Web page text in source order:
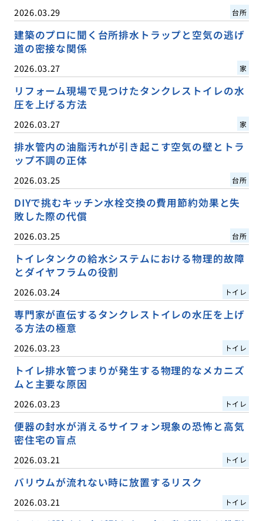
2026.03.29 台所
建築のプロに聞く台所排水トラップと空気の逃げ
道の密接な関係
2026.03.27 家
リフォーム現場で見つけたタンクレストイレの水
圧を上げる方法
2026.03.27 家
排水管内の油脂汚れが引き起こす空気の壁とトラ
ップ不調の正体
2026.03.25 台所
DIYで挑むキッチン水栓交換の費用節約効果と失
敗した際の代償
2026.03.25 台所
トイレタンクの給水システムにおける物理的故障
とダイヤフラムの役割
2026.03.24 トイレ
専門家が直伝するタンクレストイレの水圧を上げ
る方法の極意
2026.03.23 トイレ
トイレ排水管つまりが発生する物理的なメカニズ
ムと主要な原因
2026.03.23 トイレ
便器の封水が消えるサイフォン現象の恐怖と高気
密住宅の盲点
2026.03.21 トイレ
バリウムが流れない時に放置するリスク
2026.03.21 トイレ